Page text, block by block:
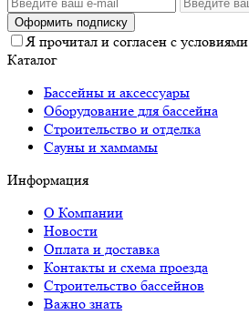
Оформить подписку
Я прочитал и согласен с условиями
Каталог
Бассейны и аксессуары
Оборудование для бассейна
Строительство и отделка
Сауны и хаммамы
Информация
О Компании
Новости
Оплата и доставка
Контакты и схема проезда
Строительство бассейнов
Важно знать